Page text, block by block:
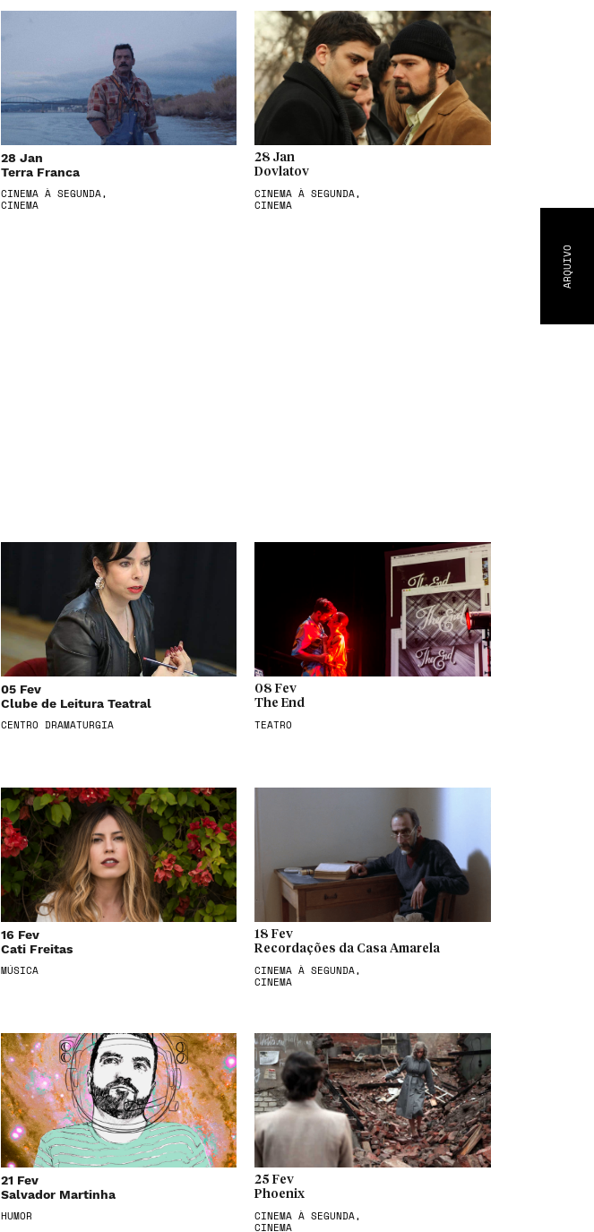
ARQUIVO
28 Jan
Terra Franca
CINEMA À SEGUNDA,
CINEMA
28 Jan
Dovlatov
CINEMA À SEGUNDA,
CINEMA
05 Fev
Clube de Leitura Teatral
CENTRO DRAMATURGIA
08 Fev
The End
TEATRO
16 Fev
Cati Freitas
MÚSICA
18 Fev
Recordações da Casa Amarela
CINEMA À SEGUNDA,
CINEMA
21 Fev
Salvador Martinha
HUMOR
25 Fev
Phoenix
CINEMA À SEGUNDA,
CINEMA